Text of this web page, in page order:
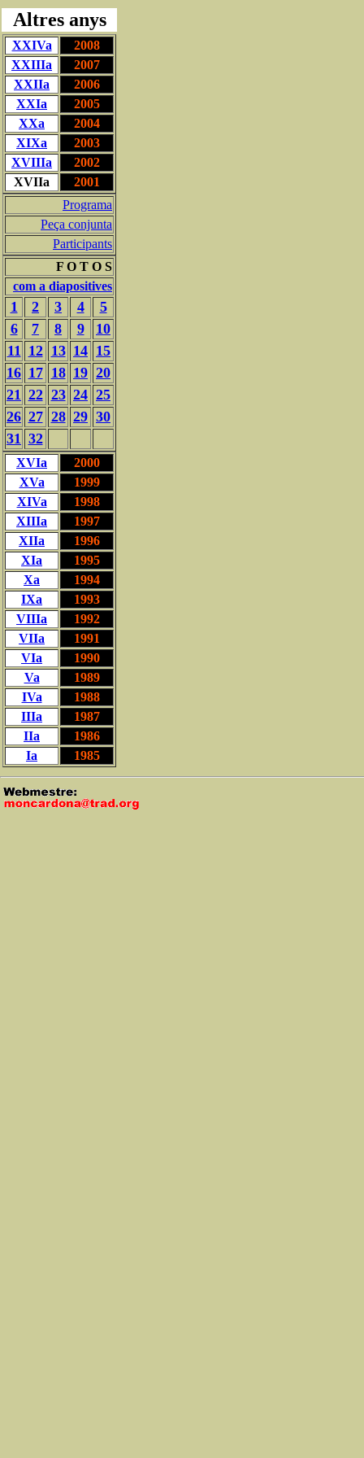
Altres anys
XXIVa
2008
XXIIIa
2007
XXIIa
2006
XXIa
2005
XXa
2004
XIXa
2003
XVIIIa
2002
XVIIa
2001
Programa
Peça conjunta
Participants
F O T O S
com a diapositives
1 2 3 4
5
6
7 8 9
10
11 12 13 14 15
16 17 18 19 20
21 22 23 24 25
26 27 28 29 30
31 32
XVIa
2000
XVa
1999
XIVa
1998
XIIIa
1997
XIIa
1996
XIa
1995
Xa
1994
IXa
1993
VIIIa
1992
VIIa
1991
VIa
1990
Va
1989
IVa
1988
IIIa
1987
IIa
1986
Ia
1985